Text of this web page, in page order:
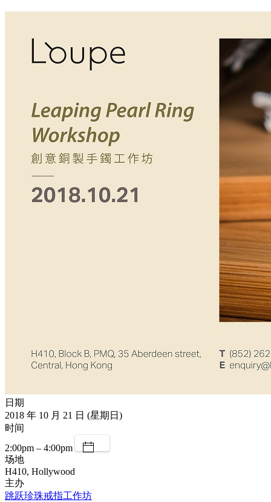
日期
2018 年 10 月 21 日 (星期日)
时间
2:00pm – 4:00pm
场地
H410, Hollywood
主办
跳跃珍珠戒指工作坊